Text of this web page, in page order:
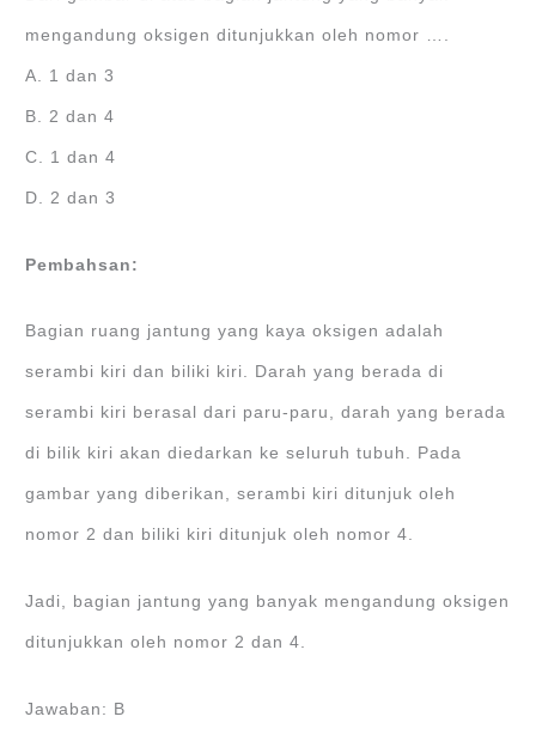
mengandung oksigen ditunjukkan oleh nomor ….
A. 1 dan 3
B. 2 dan 4
C. 1 dan 4
D. 2 dan 3
Pembahsan:
Bagian ruang jantung yang kaya oksigen adalah
serambi kiri dan biliki kiri. Darah yang berada di
serambi kiri berasal dari paru-paru, darah yang berada
di bilik kiri akan diedarkan ke seluruh tubuh. Pada
gambar yang diberikan, serambi kiri ditunjuk oleh
nomor 2 dan biliki kiri ditunjuk oleh nomor 4.
Jadi, bagian jantung yang banyak mengandung oksigen
ditunjukkan oleh nomor 2 dan 4.
Jawaban: B